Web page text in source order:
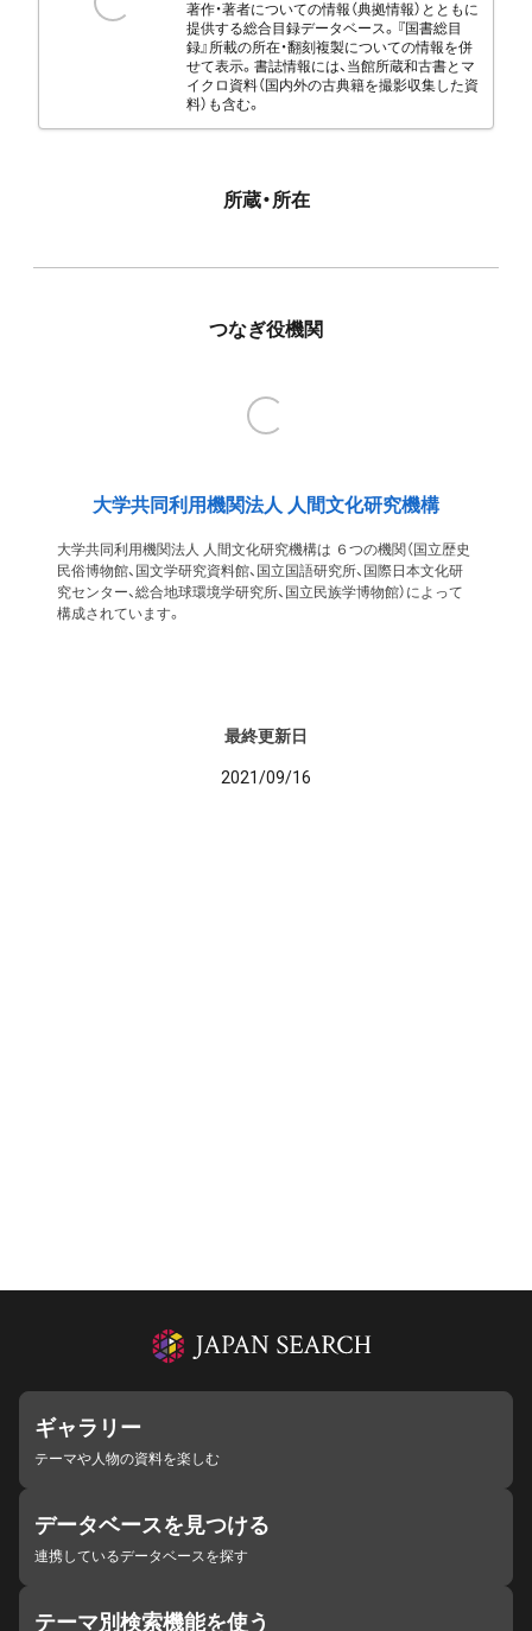
著作・著者についての情報（典拠情報）とともに
提供する総合目録データベース。『国書総目
録』所載の所在・翻刻複製についての情報を併
せて表示。書誌情報には、当館所蔵和古書とマ
イクロ資料（国内外の古典籍を撮影収集した資
料）も含む。
所蔵・所在
つなぎ役機関
大学共同利用機関法人 人間文化研究機構
大学共同利用機関法人 人間文化研究機構は ６つの機関（国立歴史
民俗博物館、国文学研究資料館、国立国語研究所、国際日本文化研
究センター、総合地球環境学研究所、国立民族学博物館）によって
構成されています。
最終更新日
2021/09/16
ギャラリー
テーマや人物の資料を楽しむ
データベースを見つける
連携しているデータベースを探す
テーマ別検索機能を使う